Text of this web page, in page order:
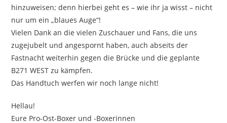
hinzuweisen; denn hierbei geht es – wie ihr ja wisst – nicht
nur um ein „blaues Auge“!
Vielen Dank an die vielen Zuschauer und Fans, die uns
zugejubelt und angespornt haben, auch abseits der
Fastnacht weiterhin gegen die Brücke und die geplante
B271 WEST zu kämpfen.
Das Handtuch werfen wir noch lange nicht!
Hellau!
Eure Pro-Ost-Boxer und -Boxerinnen